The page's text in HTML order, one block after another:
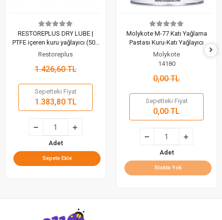
RESTOREPLUS DRY LUBE |
PTFE içeren kuru yağlayıcı (500
ML)
Restoreplus
1.426,60 TL
Sepetteki Fiyat
1.383,80 TL
Adet
Sepete Ekle
Molykote M-77 Katı Yağlama
Pastası Kuru-Katı Yağlayıcı
Molykote
14180
0,00 TL
Sepetteki Fiyat
0,00 TL
Adet
Stokta Yok